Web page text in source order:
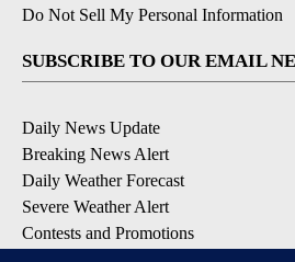
Do Not Sell My Personal Information
SUBSCRIBE TO OUR EMAIL
Daily News Update
Breaking News Alert
Daily Weather Forecast
Severe Weather Alert
Contests and Promotions